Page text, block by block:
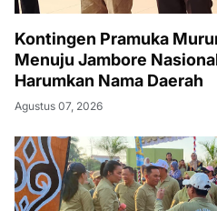
Kontingen Pramuka
Menuju Jambore
Harumkan Nama Daerah
Agustus 07, 2026